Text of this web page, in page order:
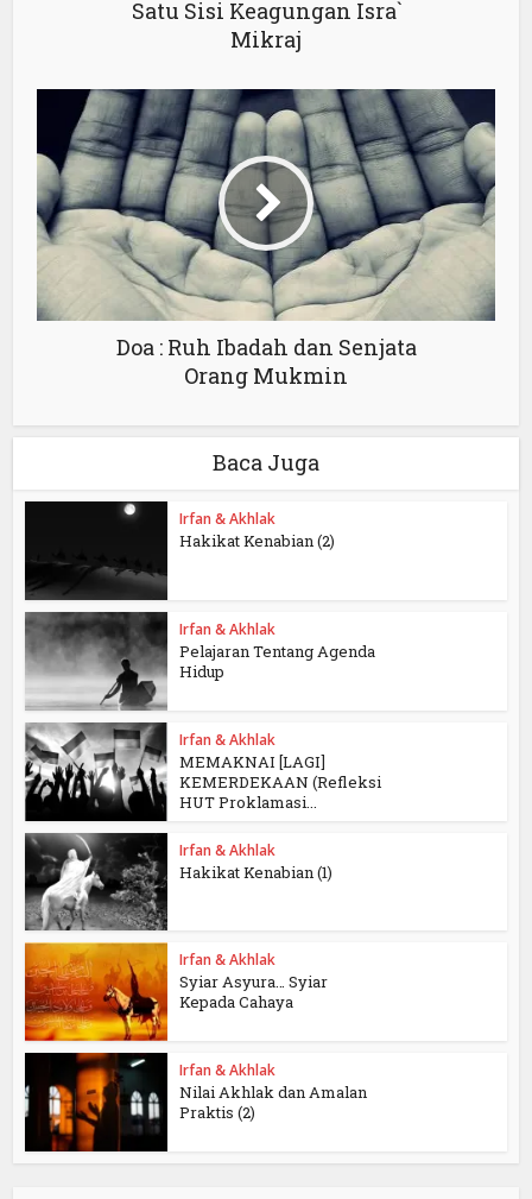
Satu Sisi Keagungan Isra`
Mikraj
Doa : Ruh Ibadah dan Senjata
Orang Mukmin
Baca Juga
Irfan & Akhlak
Hakikat Kenabian (2)
Irfan & Akhlak
Pelajaran Tentang Agenda
Hidup
Irfan & Akhlak
MEMAKNAI [LAGI]
KEMERDEKAAN (Refleksi
HUT Proklamasi...
Irfan & Akhlak
Hakikat Kenabian (1)
Irfan & Akhlak
Syiar Asyura… Syiar
Kepada Cahaya
Irfan & Akhlak
Nilai Akhlak dan Amalan
Praktis (2)